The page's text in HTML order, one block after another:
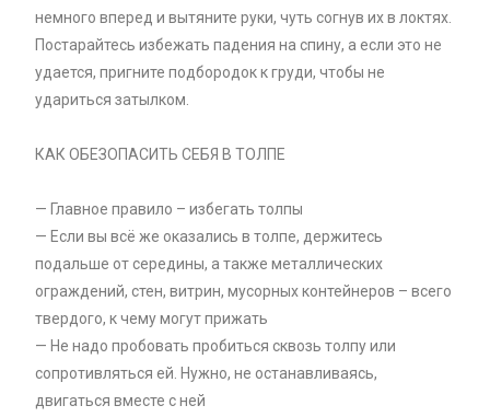
немного вперед и вытяните руки, чуть согнув их в локтях.
Постарайтесь избежать падения на спину, а если это не
удается, пригните подбородок к груди, чтобы не
удариться затылком.
КАК ОБЕЗОПАСИТЬ СЕБЯ В ТОЛПЕ
— Главное правило – избегать толпы
— Если вы всё же оказались в толпе, держитесь
подальше от середины, а также металлических
ограждений, стен, витрин, мусорных контейнеров – всего
твердого, к чему могут прижать
— Не надо пробовать пробиться сквозь толпу или
сопротивляться ей. Нужно, не останавливаясь,
двигаться вместе с ней